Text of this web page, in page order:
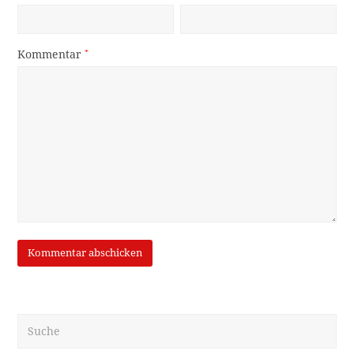
Kommentar*